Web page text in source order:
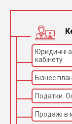
Юридичні
кабінету
Бізнес
Податки.
Продажі в